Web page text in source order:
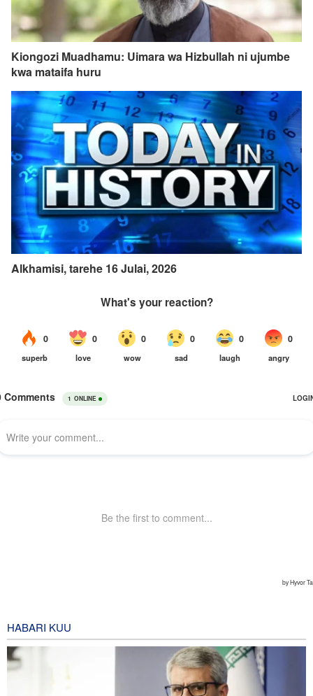
Kiongozi Muadhamu: Uimara wa Hizbullah ni ujumbe
kwa mataifa huru
Alkhamisi, tarehe 16 Julai, 2026
HABARI KUU